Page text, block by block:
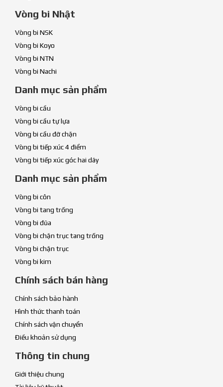
Vòng bi Nhật
Vòng bi NSK
Vòng bi Koyo
Vòng bi NTN
Vòng bi Nachi
Danh mục sản phẩm
Vòng bi cầu
Vòng bi cầu tự lựa
Vòng bi cầu đỡ chặn
Vòng bi tiếp xúc 4 điểm
Vòng bi tiếp xúc góc hai dãy
Danh mục sản phẩm
Vòng bi côn
Vòng bi tang trống
Vòng bi đũa
Vòng bi chặn trục tang trống
Vòng bi chặn trục
Vòng bi kim
Chính sách bán hàng
Chính sách bảo hành
Hình thức thanh toán
Chính sách vận chuyển
Điều khoản sử dụng
Thông tin chung
Giới thiệu chung